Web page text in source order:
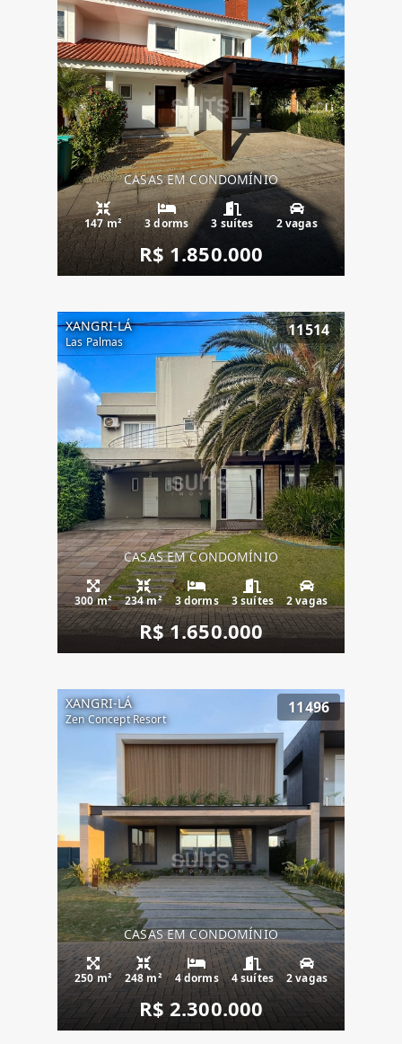
CASAS EM CONDOMÍNIO
147 m² 3 dorms 3 suítes 2 vagas
R$ 1.850.000
XANGRI-LÁ
Las Palmas
11514
CASAS EM CONDOMÍNIO
300 m² 234 m² 3 dorms 3 suítes 2 vagas
R$ 1.650.000
XANGRI-LÁ
Zen Concept Resort
11496
CASAS EM CONDOMÍNIO
250 m² 248 m² 4 dorms 4 suítes 2 vagas
R$ 2.300.000